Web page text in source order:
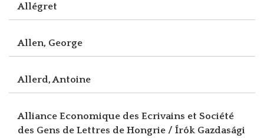
Allégret
Allen, George
Allerd, Antoine
Alliance Economique des Ecrivains et Société
des Gens de Lettres de Hongrie / Írók Gazdasági